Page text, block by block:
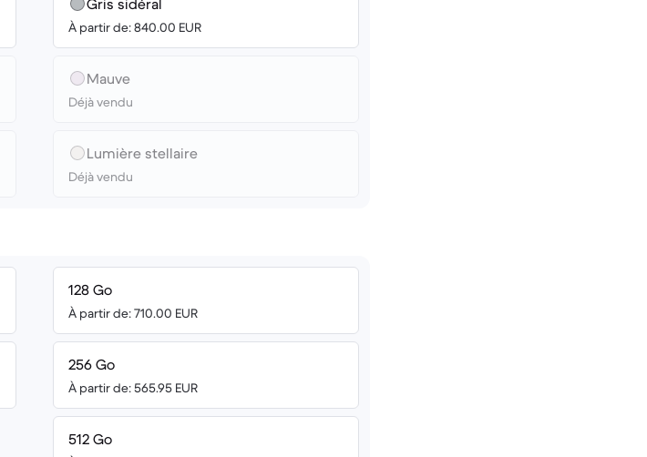
Gris sidéral
À partir de: 840.00 EUR
Mauve
Déjà vendu
Lumière stellaire
Déjà vendu
128 Go
À partir de: 710.00 EUR
256 Go
À partir de: 565.95 EUR
512 Go